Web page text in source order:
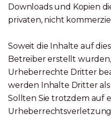
Downloads und Kopien
privaten, nicht
Soweit die Inhalte auf
Betreiber erstellt
Urheberrechte Dritter
werden Inhalte Dritter
Sollten Sie trotzdem auf